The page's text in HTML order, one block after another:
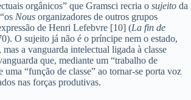
orgânicos” que Gramsci recria o sujeito da
Nous organizadores de outros grupos
de Henri Lefebvre [10] (La fin de
O sujeito já não é o príncipe nem o estado,
a vanguarda intelectual ligada à classe
que, mediante um “trabalho de
“função de classe” ao tornar-se porta voz
nas forças produtivas.